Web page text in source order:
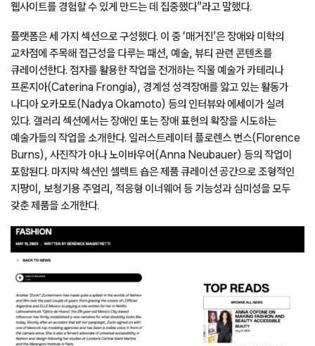
웹사이트를 경험할 수 있게 만드는 데 집중했다”라고 말했다.
플랫폼은 세 가지 섹션으로 구성했다. 이 중 ‘매거진’은 장애와 미학의
교차점에 주목해 접근성을 다루는 패션, 예술, 뷰티 관련 콘텐츠를
큐레이션한다. 점자를 활용한 작업을 전개하는 직물 예술가 카테리나
프론지아(Caterina Frongia), 경계성 성격장애를 앓고 있는 활동가
나디아 오카모토(Nadya Okamoto) 등의 인터뷰와 에세이가 실려
있다. 갤러리 섹션에서는 장애인 또는 장애 표현의 확장을 시도하는
예술가들의 작업을 소개한다. 일러스트레이터 플로렌스 번스(Florence
Burns), 사진작가 아나 노이바우어(Anna Neubauer) 등의 작업이
포함된다. 마지막 섹션인 셀렉트 숍은 제품 큐레이션 공간으로 조형적인
지팡이, 보청기용 주얼리, 적응형 이너웨어 등 기능성과 심미성을 모두
갖춘 제품을 소개한다.